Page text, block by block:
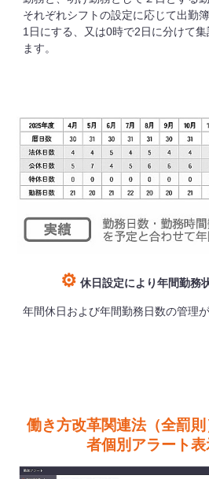
それぞれシフトの設定に応じて出勤
1 日にする、又は0時で2日に分けて
ます。
⚙ 休日設定により年間勤務
年間休日および年間勤務日数の管理が
働き方改革関連法（全罰則
者個別アラート